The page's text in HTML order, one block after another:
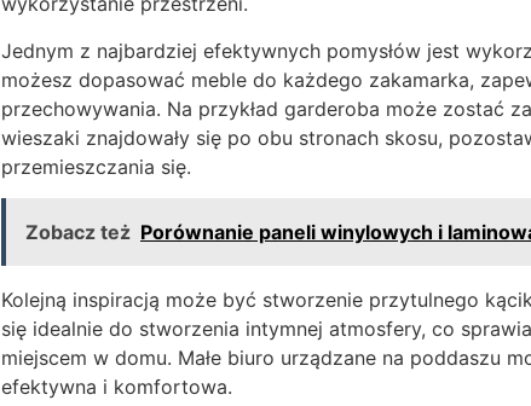
Jednym z najbardziej efektywnych pomysłów jest
możesz dopasować meble do każdego zakamarka,
przechowywania. Na przykład garderoba może zostać
wieszaki znajdowały się po obu stronach skosu,
przemieszczania się.
Zobacz też Porównanie paneli winylowych i
Kolejną inspiracją może być stworzenie przytulnego
się idealnie do stworzenia intymnej atmosfery, co
miejscem w domu. Małe biuro urządzane na poddaszu
efektywna i komfortowa.